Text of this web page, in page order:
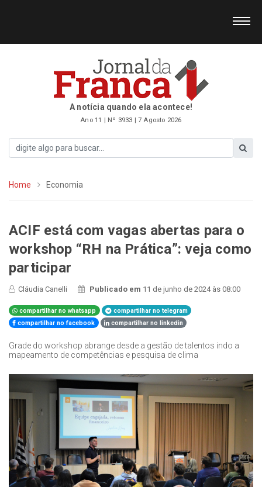
A notícia quando ela acontece!
Ano 11 | Nº 3933 | 7 Agosto 2026
Home Economia
ACIF está com vagas abertas para o
workshop “RH na Prática”: veja como
participar
Cláudia Canelli Publicado em 11 de junho de 2024 às 08:00
compartilhar no whatsapp
compartilhar no telegram
compartilhar no facebook
compartilhar no linkedin
Grade do workshop abrange desde a gestão de talentos indo a
mapeamento de competências e pesquisa de clima